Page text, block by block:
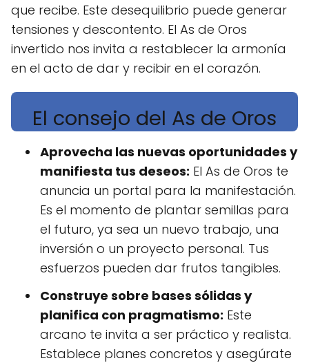
que recibe. Este desequilibrio puede generar
tensiones y descontento. El As de Oros
invertido nos invita a restablecer la armonía
en el acto de dar y recibir en el corazón.
El consejo del As de Oros
Aprovecha las nuevas oportunidades y
manifiesta tus deseos: El As de Oros te
anuncia un portal para la manifestación.
Es el momento de plantar semillas para
el futuro, ya sea un nuevo trabajo, una
inversión o un proyecto personal. Tus
esfuerzos pueden dar frutos tangibles.
Construye sobre bases sólidas y
planifica con pragmatismo: Este
arcano te invita a ser práctico y realista.
Establece planes concretos y asegúrate